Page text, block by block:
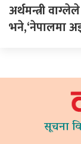
अर्थमन्त्री
भने,‘नेपालमा
सूचना